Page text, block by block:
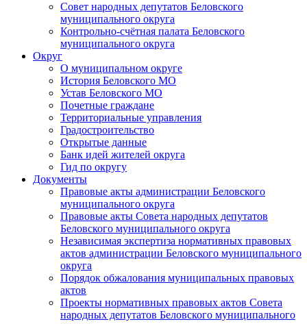
Совет народных депутатов Беловского
муниципального округа
Контрольно-счётная палата Беловского
муниципального округа
Округ
О муниципальном округе
История Беловского МО
Устав Беловского МО
Почетные граждане
Территориальные управления
Градостроительство
Открытые данные
Банк идей жителей округа
Гид по округу
Документы
Правовые акты администрации Беловского
муниципального округа
Правовые акты Совета народных депутатов
Беловского муниципального округа
Независимая экспертиза нормативных правовых
актов администрации Беловского муниципального
округа
Порядок обжалования муниципальных правовых
актов
Проекты нормативных правовых актов Совета
народных депутатов Беловского муниципального